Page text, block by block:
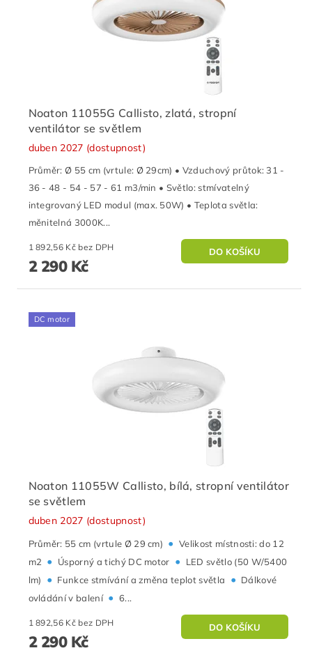
Noaton 11055G Callisto, zlatá, stropní
ventilátor se světlem
duben 2027 (dostupnost)
Průměr: Ø 55 cm (vrtule: Ø 29cm) • Vzduchový průtok: 31 -
36 - 48 - 54 - 57 - 61 m3/min • Světlo: stmívatelný
integrovaný LED modul (max. 50W) • Teplota světla:
měnitelná 3000K...
1 892,56 Kč bez DPH
2 290 Kč
DC motor
Noaton 11055W Callisto, bílá, stropní ventilátor
se světlem
duben 2027 (dostupnost)
Průměr: 55 cm (vrtule Ø 29 cm) • Velikost místnosti: do 12
m2 • Úsporný a tichý DC motor •
LED světlo (50 W/5400
lm)
• Funkce stmívání a změna teplot světla • Dálkové
ovládání v balení • 6...
1 892,56 Kč bez DPH
2 290 Kč